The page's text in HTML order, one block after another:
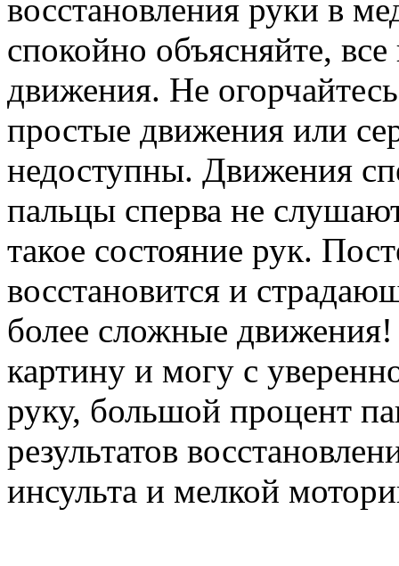
восстановления руки в
спокойно объясняйте,
движения. Не
простые движения или
недоступны. Движения
пальцы сперва не
такое состояние рук.
восстановится и
более сложные
картину и могу с
руку, большой процент
результатов
инсульта и мелкой